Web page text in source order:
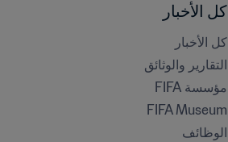
كل الأخبار
كل الأخبار
التقارير والوثائق
مؤسسة FIFA
FIFA Museum
الوظائف